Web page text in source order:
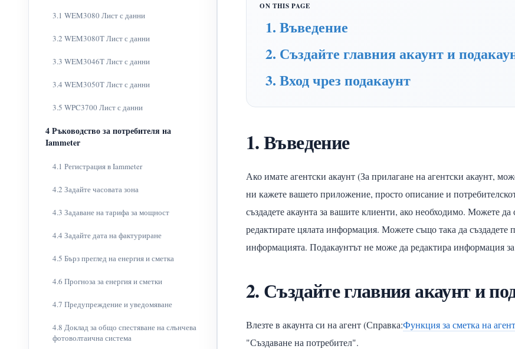
3.1 WEM3080 Лист с данни
3.2 WEM3080T Лист с данни
3.3 WEM3046T Лист с данни
3.4 WEM3050T Лист с данни
3.5 WPC3700 Лист с данни
4 Ръководство за потребителя на
Iammeter
4.1 Регистрация в Iammeter
4.2 Задайте часовата зона
4.3 Задаване на тарифа за мощност
4.4 Задайте дата на фактуриране
4.5 Бърз преглед на енергия и сметка
4.6 Прогноза за енергия и сметки
4.7 Предупреждение и уведомяване
4.8 Доклад за общо спестяване на слънчева
фотоволтаична система
1. Въведение
2. Създайте главния акаунт и
3. Вход чрез подакаунт
1. Въведение
Ако имате агентски акаунт (За прилагане на агентски акаунт,
ни кажете вашето приложение, просто описание и
създадете акаунта за вашите клиенти, ако необходимо. Можете да
редактирате цялата информация. Можете също така да създадете
информацията. Подакаунтът не може да редактира информация за
2. Създайте главния акаунт и
Влезте в акаунта си на агент (Справка:Функция за сметка на агент
"Създаване на потребител".